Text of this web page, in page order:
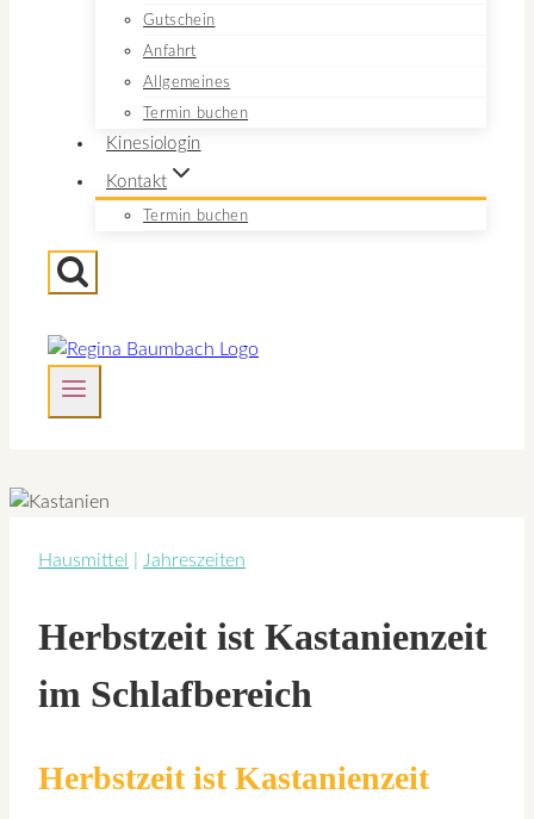
Gutschein
Anfahrt
Allgemeines
Termin buchen
Kinesiologin
Kontakt
Termin buchen
Hausmittel Jahreszeiten
Herbstzeit ist Kastanienzeit
im Schlafbereich
Herbstzeit ist Kastanienzeit